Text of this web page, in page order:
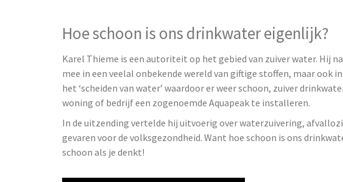
Hoe schoon is ons drinkwater eigenlijk?
Karel Thieme is een autoriteit op het gebied van zuiver water. Hij
mee in een veelal onbekende wereld van giftige stoffen, maar ook
het ‘scheiden van water’ waardoor er weer schoon, zuiver
woning of bedrijf een zogenoemde Aquapeak te installeren.
In de uitzending vertelde hij uitvoerig over waterzuivering,
gevaren voor de volksgezondheid. Want hoe schoon is ons
schoon als je denkt!